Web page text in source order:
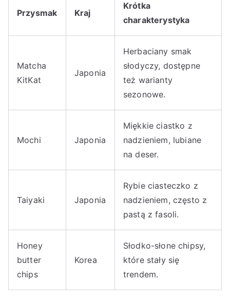
Przysmak Kraj
Krótka
charakterystyka
Matcha
KitKat
Japonia
Herbaciany smak
słodyczy, dostępne
też warianty
sezonowe.
Mochi Japonia
Miękkie ciastko z
nadzieniem, lubiane
na deser.
Taiyaki Japonia
Rybie ciasteczko z
nadzieniem, często z
pastą z fasoli.
Honey
butter
chips
Korea
Słodko-słone chipsy,
które stały się
trendem.